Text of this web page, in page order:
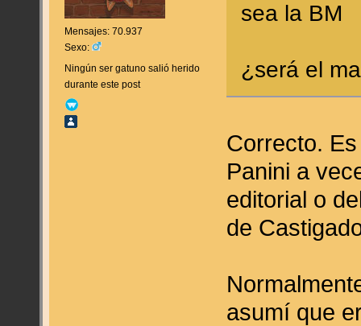
Mensajes: 70.937
Sexo:
Ningún ser gatuno salió herido
durante este post
sea la BM
¿será el
Correcto.
Panini a
editorial o
de
asumí que